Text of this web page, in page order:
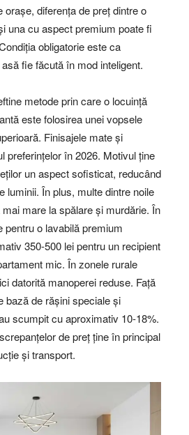
diferența de preț dintre o
una cu aspect premium poate fi
obligatorie este ca
fie făcută în mod inteligent.
metode prin care o locuință
este folosirea unei vopsele
Finisajele mate și
preferințelor în 2026. Motivul ține
un aspect sofisticat, reducând
luminii. În plus, multe dintre noile
mare la spălare și murdărie. În
pentru o lavabilă premium
350-500 lei pentru un recipient
mic. În zonele rurale
datorită manoperei reduse. Față
bază de rășini speciale și
scumpit cu aproximativ 10-18%.
de preț ține în principal
și transport.